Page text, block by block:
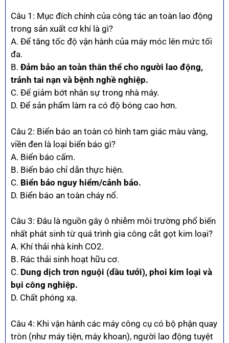
Câu 1: Mục đích chính của công tác an toàn lao động
trong sản xuất cơ khí là gì?
A. Để tăng tốc độ vận hành của máy móc lên mức tối
đa.
B. Đảm bảo an toàn thân thể cho người lao động,
tránh tai nạn và bệnh nghề nghiệp.
C. Để giảm bớt nhân sự trong nhà máy.
D. Để sản phẩm làm ra có độ bóng cao hơn.
Câu 2: Biển báo an toàn có hình tam giác màu vàng,
viền đen là loại biển báo gì?
A. Biển báo cấm.
B. Biển báo chỉ dẫn thực hiện.
C. Biển báo nguy hiểm/cảnh báo.
D. Biển báo an toàn cháy nổ.
Câu 3: Đâu là nguồn gây ô nhiễm môi trường phổ biến
nhất phát sinh từ quá trình gia công cắt gọt kim loại?
A. Khí thải nhà kính CO2.
B. Rác thải sinh hoạt hữu cơ.
C. Dung dịch trơn nguội (dầu tưới), phoi kim loại và
bụi công nghiệp.
D. Chất phóng xạ.
Câu 4: Khi vận hành các máy công cụ có bộ phận quay
tròn (như máy tiện, máy khoan), người lao động tuyệt